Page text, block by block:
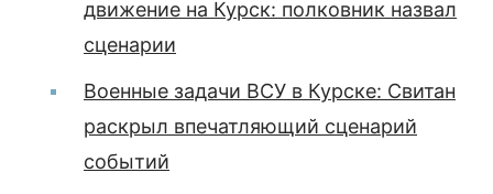
движение на Курск: полковник назвал
сценарии
Военные задачи ВСУ в Курске: Свитан
раскрыл впечатляющий сценарий
событий